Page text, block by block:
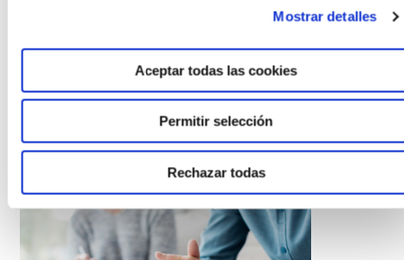
Mostrar detalles
Aceptar todas las cookies
Permitir selección
Rechazar todas